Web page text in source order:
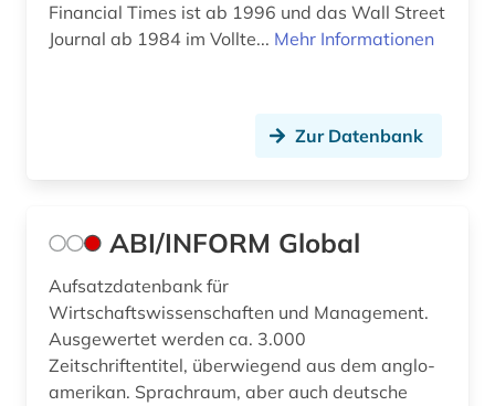
betriebssicherheitsverordnung (1)
betriebswirtschaftslehre (26)
betrug (1)
bevölkerung (3)
bevölkerungsentwicklung (1)
Financial Times ist ab 1996 und das Wall Street
Journal ab 1984 im Vollte... Mehr Informationen
Zur Datenbank
ABI/INFORM Global
Aufsatzdatenbank für
Wirtschaftswissenschaften und Management.
Ausgewertet werden ca. 3.000
Zeitschriftentitel, überwiegend aus dem anglo-
amerikan. Sprachraum, aber auch deutsche